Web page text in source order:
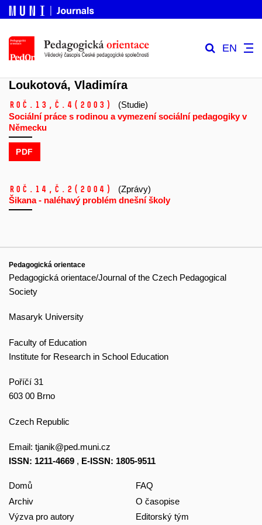
EN
Loukotová, Vladimíra
Roč.13, č.4 (2003)
(Studie)
Sociální práce s rodinou a vymezení sociální pedagogiky v
Německu
PDF
Roč.14, č.2 (2004)
(Zprávy)
Šikana - naléhavý problém dnešní školy
Pedagogická orientace
Pedagogická orientace/Journal of the Czech Pedagogical
Society
Masaryk University
Faculty of Education
Institute for Research in School Education
Poříčí 31
603 00 Brno
Czech Republic
Email: tjanik@ped.muni.cz
ISSN: 1211-4669 , E-ISSN: 1805-9511
Domů
Archiv
Výzva pro autory
FAQ
O časopise
Editorský tým